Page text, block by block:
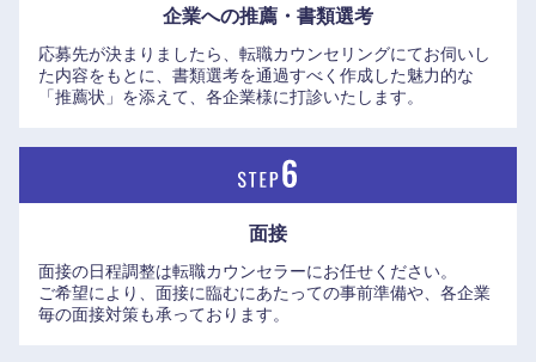
企業への推薦・書類選考
応募先が決まりましたら、転職カウンセリングにてお伺いし
た内容をもとに、書類選考を通過すべく作成した魅力的な
「推薦状」を添えて、各企業様に打診いたします。
面接
面接の日程調整は転職カウンセラーにお任せください。
ご希望により、面接に臨むにあたっての事前準備や、各企業
毎の面接対策も承っております。
佐賀県
長崎県 熊本県
大分県 宮崎県